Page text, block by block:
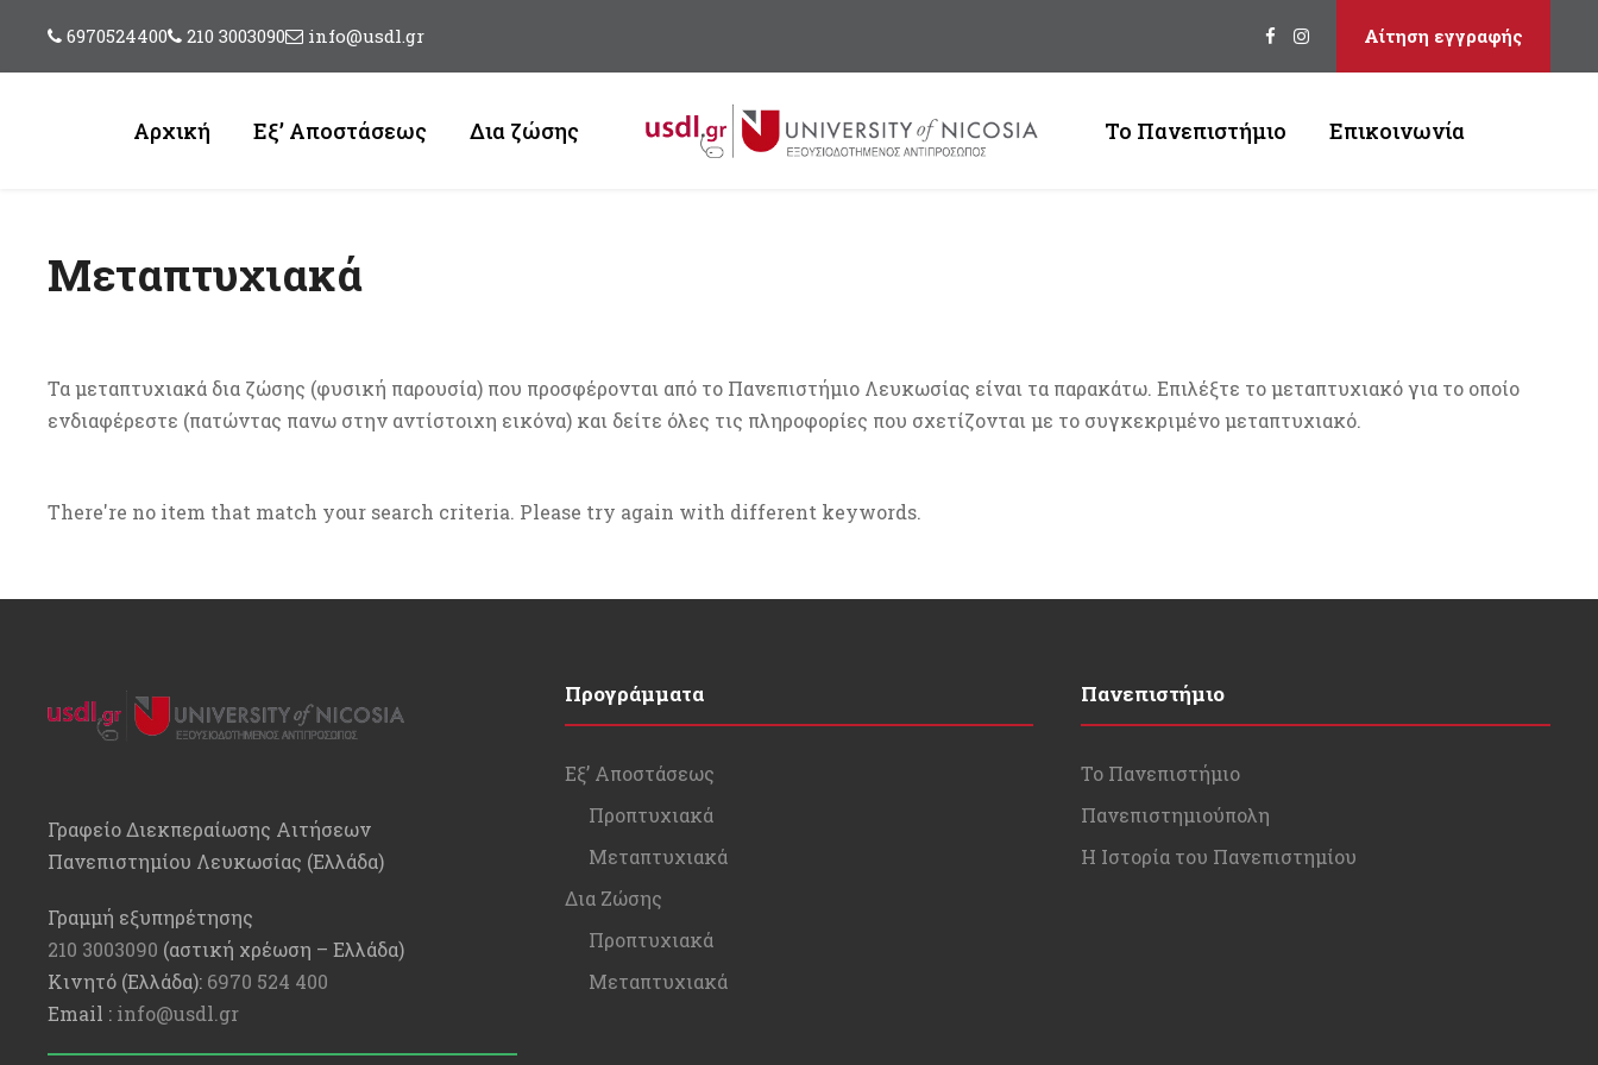
6970524400 210 3003090 info@usdl.gr Αίτηση εγγραφής
Αρχική Εξ’ Αποστάσεως Δια ζώσης Το Πανεπιστήμιο Επικοινωνία
Μεταπτυχιακά
Τα μεταπτυχιακά δια ζώσης (φυσική παρουσία) που προσφέρονται από το Πανεπιστήμιο Λευκωσίας είναι τα παρακάτω. Επιλέξτε το μεταπτυχιακό για το οποίο
ενδιαφέρεστε (πατώντας πανω στην αντίστοιχη εικόνα) και δείτε όλες τις πληροφορίες που σχετίζονται με το συγκεκριμένο μεταπτυχιακό.
There're no item that match your search criteria. Please try again with different keywords.
Γραφείο Διεκπεραίωσης Αιτήσεων
Πανεπιστημίου Λευκωσίας (Ελλάδα)
Γραμμή εξυπηρέτησης
210 3003090 (αστική χρέωση – Ελλάδα)
Κινητό (Ελλάδα): 6970 524 400
Email : info@usdl.gr
Προγράμματα
Εξ’ Αποστάσεως
Προπτυχιακά
Μεταπτυχιακά
Δια Ζώσης
Προπτυχιακά
Μεταπτυχιακά
Πανεπιστήμιο
Το Πανεπιστήμιο
Πανεπιστημιούπολη
Η Ιστορία του Πανεπιστημίου